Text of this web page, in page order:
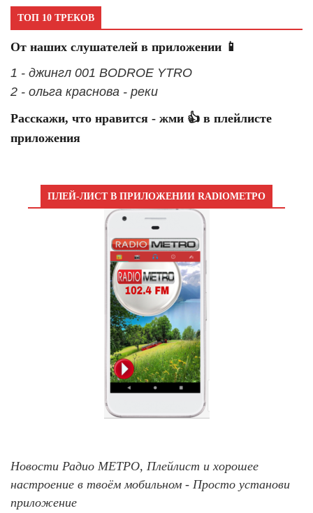
ТОП 10 ТРЕКОВ
От наших слушателей в приложении 📱
1 - джингл 001 BODROE YTRO
2 - ольга краснова - реки
Расскажи, что нравится - жми 👍 в плейлисте
приложения
ПЛЕЙ-ЛИСТ В ПРИЛОЖЕНИИ RADIOМЕТРО
Новости Радио МЕТРО, Плейлист и хорошее
настроение в твоём мобильном - Просто установи
приложение